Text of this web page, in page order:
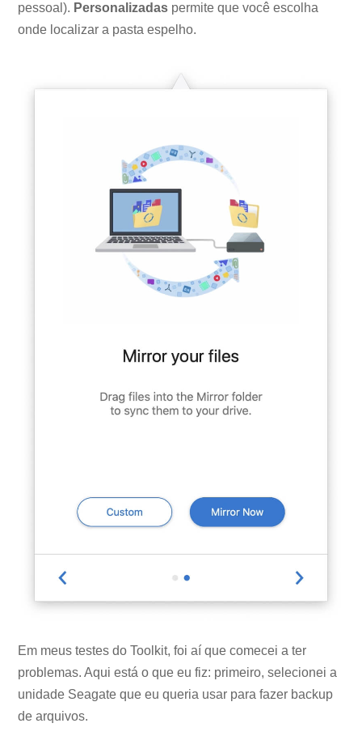
pessoal). Personalizadas permite que você escolha
onde localizar a pasta espelho.
Em meus testes do Toolkit, foi aí que comecei a ter
problemas. Aqui está o que eu fiz: primeiro, selecionei a
unidade Seagate que eu queria usar para fazer backup
de arquivos.